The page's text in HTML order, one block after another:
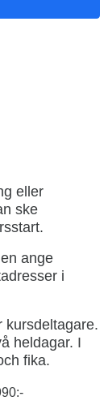
eller
ske
ange
i
kursdeltagare.
heldagar. I
fika.